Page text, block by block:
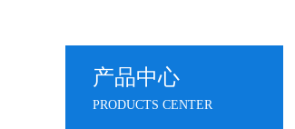
产品中心
PRODUCTS CENTER